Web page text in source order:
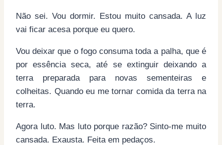
Não sei. Vou dormir. Estou muito cansada. A luz
vai ficar acesa porque eu quero.
Vou deixar que o fogo consuma toda a palha, que é
por essência seca, até se extinguir deixando a
terra preparada para novas sementeiras e
colheitas. Quando eu me tornar comida da terra na
terra.
Agora luto. Mas luto porque razão? Sinto-me muito
cansada. Exausta. Feita em pedaços.